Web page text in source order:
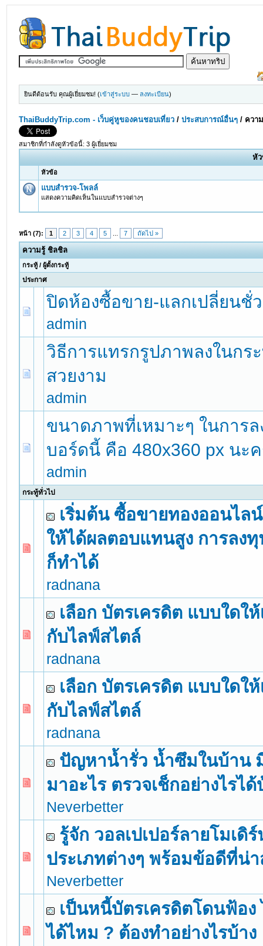
ยินดีต้อนรับ คุณผู้เยี่ยมชม! (เข้าสู่ระบบ — ลงทะเบียน)
ThaiBuddyTrip.com - เว็บคู่หูของคนชอบเที่ยว /ประสบการณ์อื่นๆ / ควา
สมาชิกที่กำลังดูหัวข้อนี้: 3 ผู้เยี่ยมชม
หั
หัวข้อ
แบบสำรวจ-โพลล์
แสดงความคิดเห็นในแบบสำรวจต่างๆ
หน้า (7): 1 2 3 4 5 7 ถัดไป »
ความรู้ ชิลชิล
กระทู้ /ผู้ตั้งกระทู้
ประกาศ
ปิดห้องซื้อขาย-แลกเปลี่ยนชั่
admin
วิธีการแทรกรูปภาพลงในกร
สวยงาม
admin
ขนาดภาพที่เหมาะๆ ในการล
บอร์ดนี้ คือ 480x360 px นะ
admin
กระทู้ทั่วไป
เริ่มต้น ซื้อขายทองออนไล
ให้ได้ผลตอบแทนสูง การลง
ก็ทำได้
radnana
เลือก บัตรเครดิต แบบใดใ
กับไลฟ์สไตล์
radnana
0 Vote(s) - 0 out of 5 in Average
1 2345
เลือก บัตรเครดิต แบบใดใ
กับไลฟ์สไตล์
radnana
0 Vote(s) - 0 out of 5 in Average
1 2345
ปัญหาน้ำรั่ว น้ำซึมในบ้าน
มาอะไร ตรวจเช็กอย่างไรได้
Neverbetter
0 Vote(s) - 0 out of 5 in Average
12345
รู้จัก วอลเปเปอร์ลายโมเดิร์
ประเภทต่างๆ พร้อมข้อดีที่น่
Neverbetter
0 Vote(s) - 0 out of 5 in Average
123 45
เป็นหนี้บัตรเครดิตโดนฟ้อง
ได้ไหม ? ต้องทำอย่างไรบ้าง
0 Vote(s) - 0 out of 5 in Average
1 2345